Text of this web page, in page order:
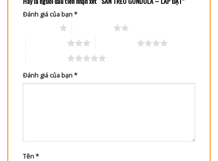
Đánh giá của bạn*
Đánh giá của bạn*
Tên*